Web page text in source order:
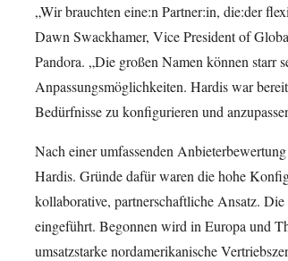
„Wir brauchten eine:n Partner:in, die:der
Dawn Swackhamer, Vice President of
Pandora. „Die großen Namen können starr
Anpassungsmöglichkeiten. Hardis war
Bedürfnisse zu konfigurieren und
Nach einer umfassenden
Hardis. Gründe dafür waren die hohe
kollaborative, partnerschaftliche Ansatz.
eingeführt. Begonnen wird in Europa und
umsatzstarke nordamerikanische